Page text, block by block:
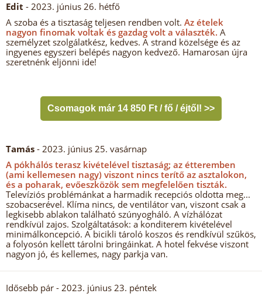
Edit - 2023. június 26. hétfő
A szoba és a tisztaság teljesen rendben volt. Az ételek
nagyon finomak voltak és gazdag volt a választék. A
személyzet szolgálatkész, kedves. A strand közelsége és az
ingyenes egyszeri belépés nagyon kedvező. Hamarosan újra
szeretnénk eljönni ide!
Csomagok már 14 850 Ft / fő / éjtől! >>
Tamás - 2023. június 25. vasárnap
A pókhálós terasz kivételével tisztaság; az étteremben
(ami kellemesen nagy) viszont nincs terítő az asztalokon,
és a poharak, evőeszközök sem megfelelően tiszták.
Televíziós problémánkat a harmadik recepciós oldotta meg...
szobacserével. Klíma nincs, de ventilátor van, viszont csak a
legkisebb ablakon található szúnyogháló. A vízhálózat
rendkívül zajos. Szolgáltatások: a konditerem kivételével
minimálkoncepció. A bicikli tároló koszos és rendkívül szűkös,
a folyosón kellett tárolni bringáinkat. A hotel fekvése viszont
nagyon jó, és kellemes, nagy parkja van.
Idősebb pár - 2023. június 23. péntek